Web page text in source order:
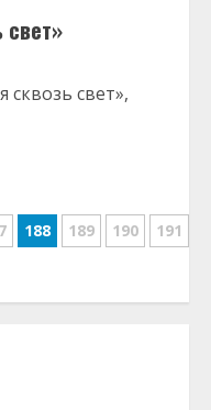
сквозь свет»,
188 189 190
191